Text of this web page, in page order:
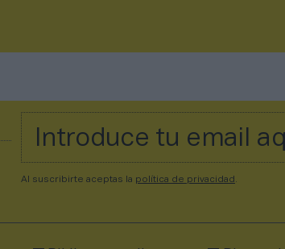
Al suscribirte aceptas la política de privacidad